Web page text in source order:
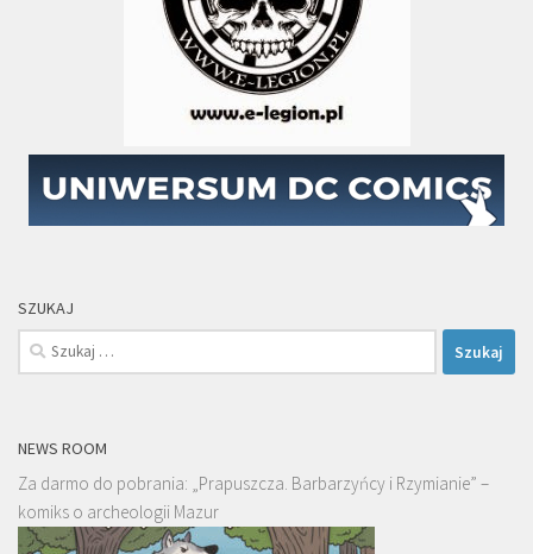
SZUKAJ
Szukaj:
NEWS ROOM
Za darmo do pobrania: „Prapuszcza. Barbarzyńcy i Rzymianie” –
komiks o archeologii Mazur